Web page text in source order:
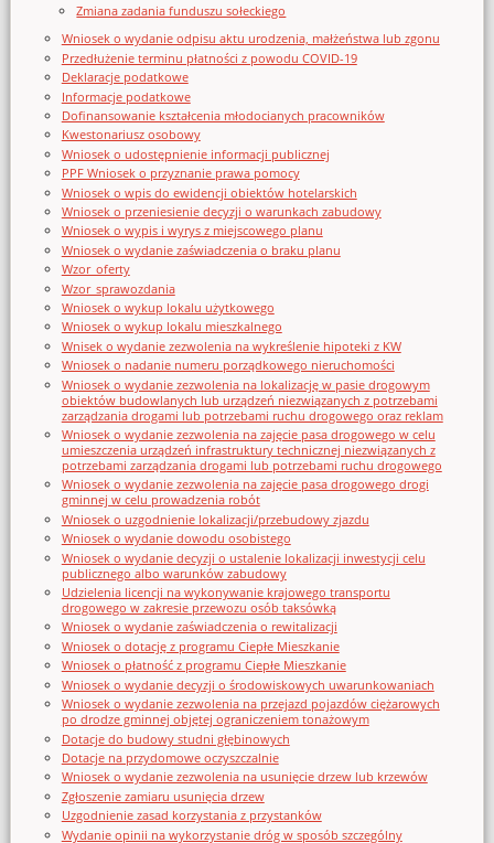
Zmiana zadania funduszu sołeckiego
Wniosek o wydanie odpisu aktu urodzenia, małżeństwa lub zgonu
Przedłużenie terminu płatności z powodu COVID-19
Deklaracje podatkowe
Informacje podatkowe
Dofinansowanie kształcenia młodocianych pracowników
Kwestonariusz osobowy
Wniosek o udostępnienie informacji publicznej
PPF Wniosek o przyznanie prawa pomocy
Wniosek o wpis do ewidencji obiektów hotelarskich
Wniosek o przeniesienie decyzji o warunkach zabudowy
Wniosek o wypis i wyrys z miejscowego planu
Wniosek o wydanie zaświadczenia o braku planu
Wzor_oferty
Wzor_sprawozdania
Wniosek o wykup lokalu użytkowego
Wniosek o wykup lokalu mieszkalnego
Wnisek o wydanie zezwolenia na wykreślenie hipoteki z KW
Wniosek o nadanie numeru porządkowego nieruchomości
Wniosek o wydanie zezwolenia na lokalizację w pasie drogowym
obiektów budowlanych lub urządzeń niezwiązanych z potrzebami
zarządzania drogami lub potrzebami ruchu drogowego oraz reklam
Wniosek o wydanie zezwolenia na zajęcie pasa drogowego w celu
umieszczenia urządzeń infrastruktury technicznej niezwiązanych z
potrzebami zarządzania drogami lub potrzebami ruchu drogowego
Wniosek o wydanie zezwolenia na zajęcie pasa drogowego drogi
gminnej w celu prowadzenia robót
Wniosek o uzgodnienie lokalizacji/przebudowy zjazdu
Wniosek o wydanie dowodu osobistego
Wniosek o wydanie decyzji o ustalenie lokalizacji inwestycji celu
publicznego albo warunków zabudowy
Udzielenia licencji na wykonywanie krajowego transportu
drogowego w zakresie przewozu osób taksówką
Wniosek o wydanie zaświadczenia o rewitalizacji
Wniosek o dotację z programu Ciepłe Mieszkanie
Wniosek o płatność z programu Ciepłe Mieszkanie
Wniosek o wydanie decyzji o środowiskowych uwarunkowaniach
Wniosek o wydanie zezwolenia na przejazd pojazdów ciężarowych
po drodze gminnej objętej ograniczeniem tonażowym
Dotacje do budowy studni głębinowych
Dotacje na przydomowe oczyszczalnie
Wniosek o wydanie zezwolenia na usunięcie drzew lub krzewów
Zgłoszenie zamiaru usunięcia drzew
Uzgodnienie zasad korzystania z przystanków
Wydanie opinii na wykorzystanie dróg w sposób szczególny